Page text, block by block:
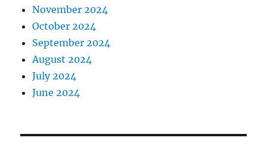
November 2024
October 2024
September 2024
August 2024
July 2024
June 2024